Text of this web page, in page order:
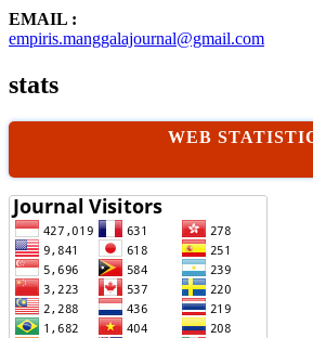
EMAIL :
empiris.manggalajournal@gmail.com
stats
WEB